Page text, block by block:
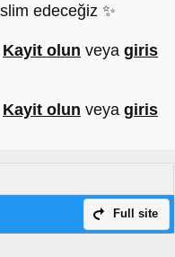
edeceğiz ✨
Kayit olun veya giris
Kayit olun veya giris
Full site